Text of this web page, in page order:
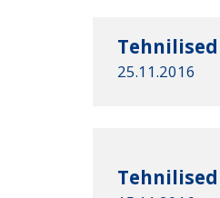
25.11.2016